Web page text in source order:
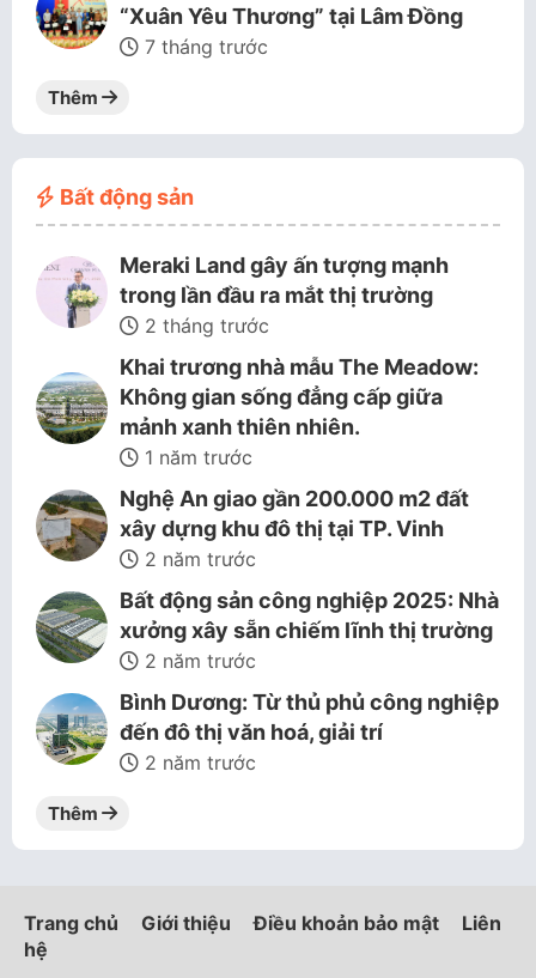
“Xuân Yêu Thương” tại Lâm Đồng
7 tháng trước
Thêm
Bất động sản
Meraki Land gây ấn tượng mạnh
trong lần đầu ra mắt thị trường
2 tháng trước
Khai trương nhà mẫu The Meadow:
Không gian sống đẳng cấp giữa
mảnh xanh thiên nhiên.
1 năm trước
Nghệ An giao gần 200.000 m2 đất
xây dựng khu đô thị tại TP. Vinh
2 năm trước
Bất động sản công nghiệp 2025: Nhà
xưởng xây sẵn chiếm lĩnh thị trường
2 năm trước
Bình Dương: Từ thủ phủ công nghiệp
đến đô thị văn hoá, giải trí
2 năm trước
Thêm
Trang chủ Giới thiệu Điều khoản bảo mật
Liên
hệ